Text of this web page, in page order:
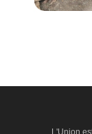
L'Union